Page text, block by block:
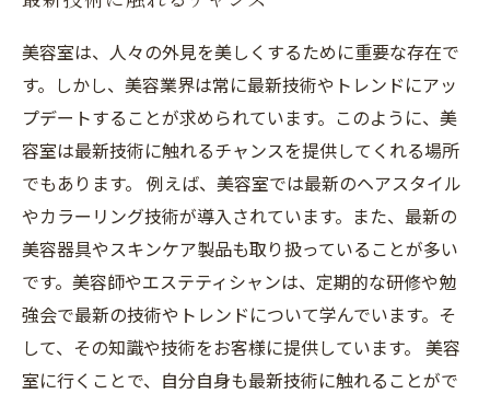
美容室は、人々の外見を美しくするために重要な存在で
す。しかし、美容業界は常に最新技術やトレンドにアッ
プデートすることが求められています。このように、美
容室は最新技術に触れるチャンスを提供してくれる場所
でもあります。 例えば、美容室では最新のヘアスタイル
やカラーリング技術が導入されています。また、最新の
美容器具やスキンケア製品も取り扱っていることが多い
です。美容師やエステティシャンは、定期的な研修や勉
強会で最新の技術やトレンドについて学んでいます。そ
して、その知識や技術をお客様に提供しています。 美容
室に行くことで、自分自身も最新技術に触れることがで